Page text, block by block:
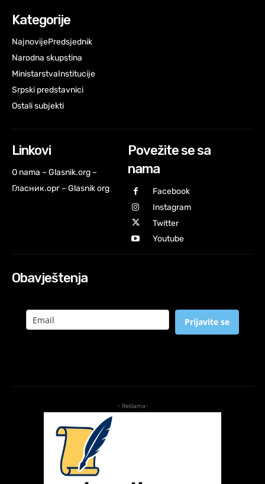
Kategorije
NajnovijePredsjednik
Narodna skupstina
MinistarstvaInstitucije
Srpski predstavnici
Ostali subjekti
Linkovi
O nama – Glasnik.org –
Гласник.орг – Glasnik org
Povežite se sa
nama
Facebook
Instagram
Twitter
Youtube
Obavještenja
Prijavite se
- Reklama-